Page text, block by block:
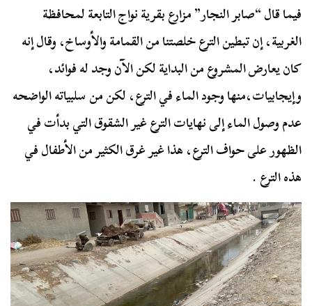
فيما قال “صابر النجار” مزارع بقرية نواج التابعة لمحافظة
الغربية، إن تبطين الترع خلصتنا من القمامة والأوساخ، وقال إنه
كان يعارض المشروع من البداية لكن الآن وجد له فوائد،
وإيجابيات،منها وجود الماء في الترع، لكن من سلبياته الواضحه
عدم وصول الماء إلى نهايات الترع غير الشقوق التي بدأت في
الظهور على حواف الترع، هذا غير غرق الكثير من الأطفال في
هذه الترع .